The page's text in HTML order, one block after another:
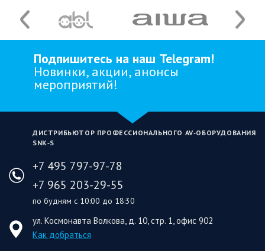
Подпишитесь на наш Telegram!
Новинки, акции, анонсы
мероприятий!
ДИСТРИБЬЮТОР ПРОФЕССИОНАЛЬНОГО AV‑ОБОРУДОВАНИЯ
SNK‑S
+7 495 797-97-78
+7 965 203-29-55
по будням с 10:00 до 18:30
ул. Космонавта Волкова, д. 10, стр. 1, офис 902
Как добраться